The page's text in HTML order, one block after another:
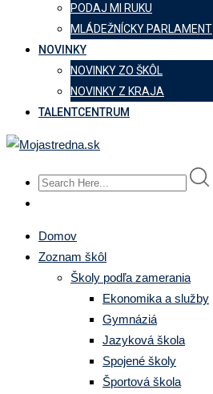
PODAJ MI RUKU
MLÁDEŽNÍCKY PARLAMENT
NOVINKY
NOVINKY ZO ŠKÔL
NOVINKY Z KRAJA
TALENTCENTRUM
Domov
Zoznam škôl
Školy podľa zamerania
Ekonomika a služby
Gymnáziá
Jazyková škola
Spojené školy
Športová škola